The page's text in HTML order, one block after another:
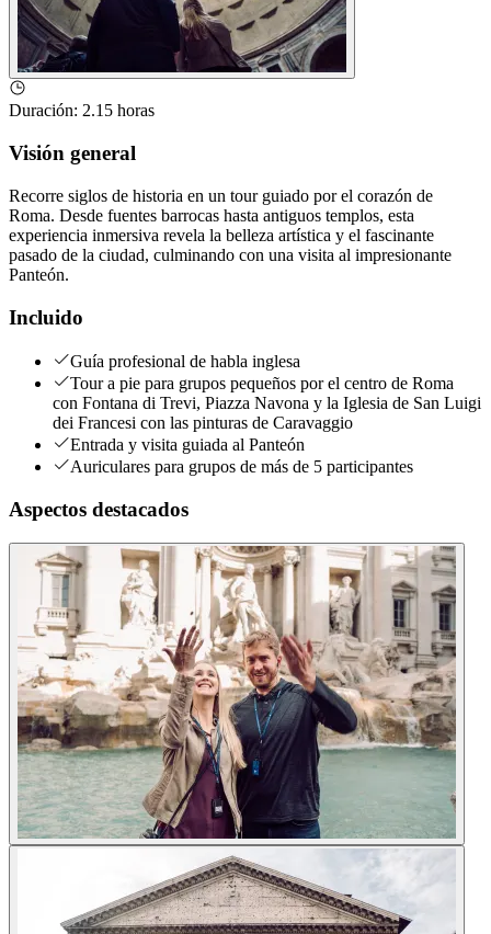
Duración: 2.15 horas
Visión general
Recorre siglos de historia en un tour guiado por el corazón de
Roma. Desde fuentes barrocas hasta antiguos templos, esta
experiencia inmersiva revela la belleza artística y el fascinante
pasado de la ciudad, culminando con una visita al impresionante
Panteón.
Incluido
Guía profesional de habla inglesa
Tour a pie para grupos pequeños por el centro de Roma
con Fontana di Trevi, Piazza Navona y la Iglesia de San Luigi
dei Francesi con las pinturas de Caravaggio
Entrada y visita guiada al Panteón
Auriculares para grupos de más de 5 participantes
Aspectos destacados